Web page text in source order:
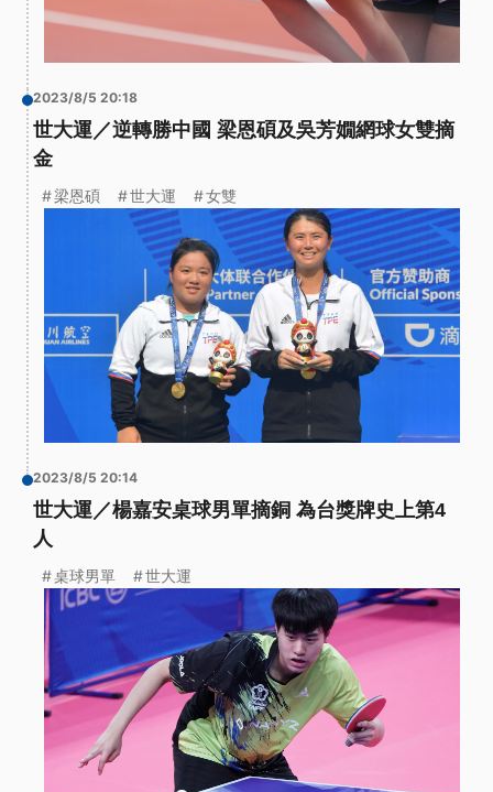
2023/8/5 20:18
世大運／逆轉勝中國 梁恩碩及吳芳嫺網球女雙摘
金
梁恩碩 世大運 女雙
2023/8/5 20:14
世大運／楊嘉安桌球男單摘銅 為台獎牌史上第4
人
桌球男單 世大運